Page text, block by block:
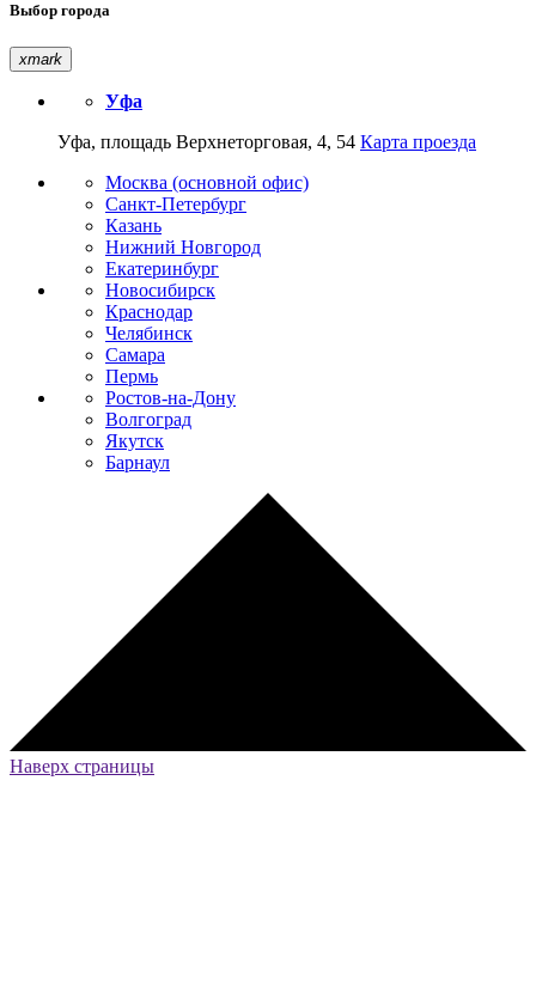
Выбор города
xmark
Уфа
Уфа, площадь Верхнеторговая, 4, 54 Карта проезда
Москва (основной офис)
Санкт-Петербург
Казань
Нижний Новгород
Екатеринбург
Новосибирск
Краснодар
Челябинск
Самара
Пермь
Ростов-на-Дону
Волгоград
Якутск
Барнаул
Наверх страницы